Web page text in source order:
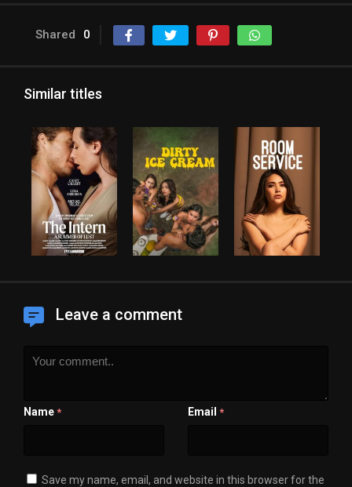
Shared 0
Similar titles
Leave a comment
Name * Email *
Save my name, email, and website in this browser for the